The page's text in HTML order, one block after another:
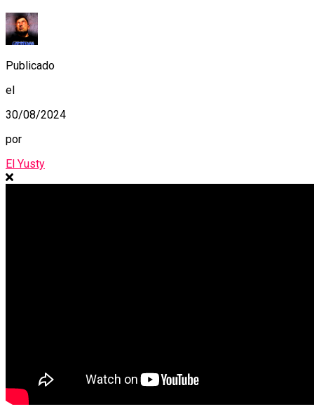
Publicado
el
30/08/2024
por
El Yusty